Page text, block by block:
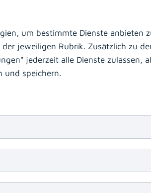
um bestimmte Dienste anbieten
jeweiligen Rubrik. Zusätzlich zu
jederzeit alle Dienste zulassen,
und speichern.